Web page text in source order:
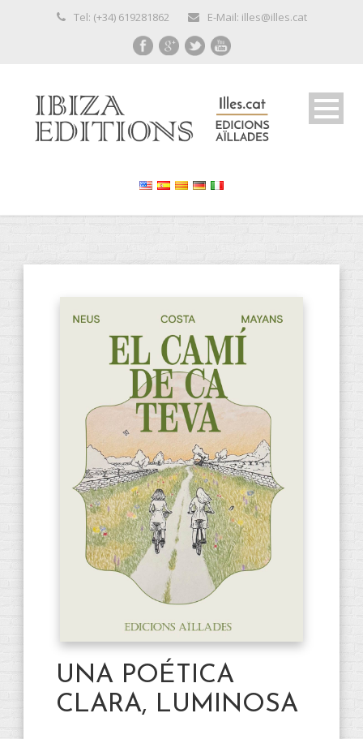
Tel: (+34) 619281862 E-Mail: illes@illes.cat
UNA POÉTICA
CLARA, LUMINOSA